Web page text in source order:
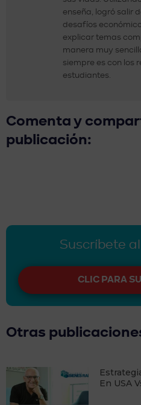
enseña, logró salir
desafíos
explicar temas
manera muy
siempre es con los
estudiantes.
Comenta y
publicación:
Suscríbete
CLIC PARA
Otras
En USA